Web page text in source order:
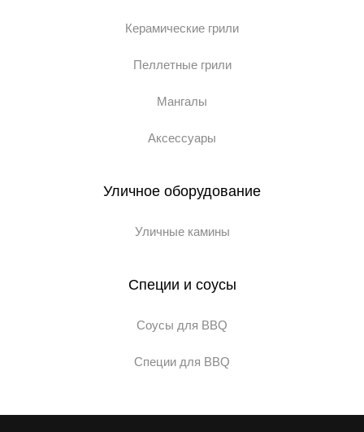
Керамические грили
Пеллетные грили
Мангалы
Аксессуары
Уличное оборудование
Уличные камины
Специи и соусы
Соусы для BBQ
Специи для BBQ